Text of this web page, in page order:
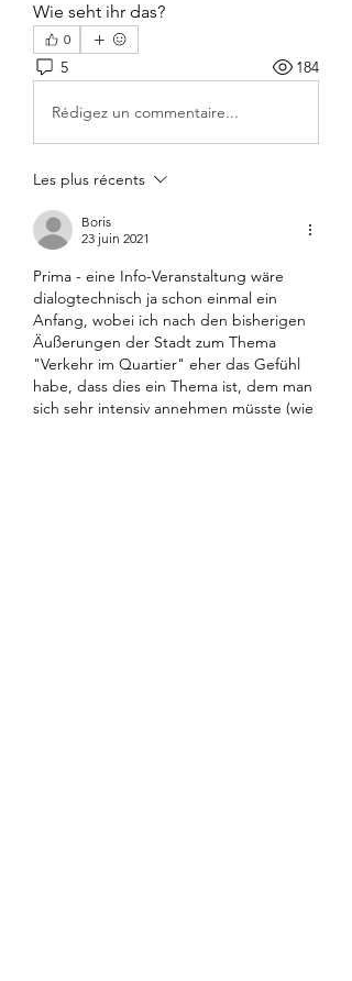
Wie seht ihr das?
0
5 184
Rédigez un commentaire...
Les plus récents
Boris
23 juin 2021
Prima - eine Info-Veranstaltung wäre
dialogtechnisch ja schon einmal ein
Anfang, wobei ich nach den bisherigen
Äußerungen der Stadt zum Thema
"Verkehr im Quartier" eher das Gefühl
habe, dass dies ein Thema ist, dem man
sich sehr intensiv annehmen müsste (wie